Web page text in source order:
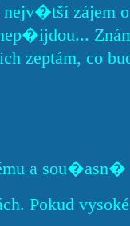
zájem
zeptám, co
a
Pokud